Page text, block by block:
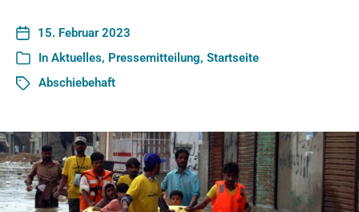
15. Februar 2023
In Aktuelles, Pressemitteilung, Startseite
Abschiebehaft